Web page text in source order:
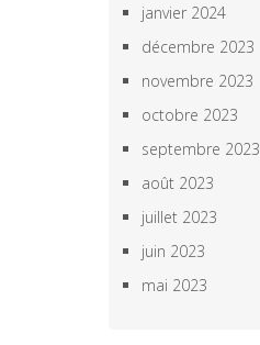
janvier 2024
décembre 2023
novembre 2023
octobre 2023
septembre 2023
août 2023
juillet 2023
juin 2023
mai 2023